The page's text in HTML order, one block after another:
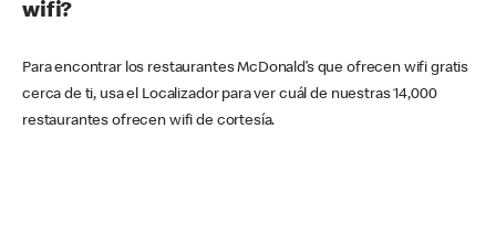
wifi?
Para encontrar los restaurantes McDonald’s que ofrecen wifi gratis
cerca de ti, usa el Localizador para ver cuál de nuestras 14,000
restaurantes ofrecen wifi de cortesía.